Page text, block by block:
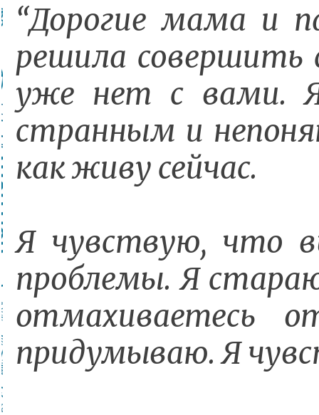
“Дорогие мама и
решила совершить
уже нет с вами.
странным и
как живу сейчас.
Я чувствую, что
проблемы. Я
отмахиваетесь
придумываю. Я